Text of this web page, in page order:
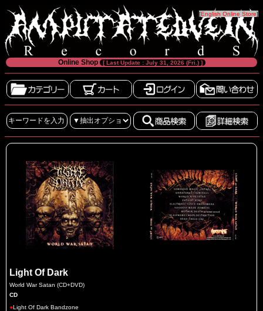
[English Online Store]
Online Shop [ Last Update : July 31, 2026 (Fri.) ]
Light Of Dark
World War Satan (CD+DVD)
CD
●Light Of Dark Bandzone